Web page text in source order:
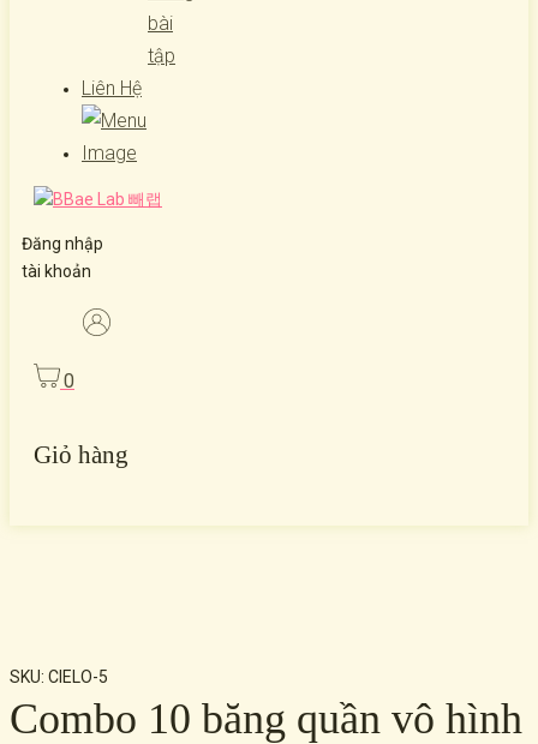
bài
tập
Liên Hệ
Đăng nhập
tài khoản
0
Giỏ hàng
SKU: CIELO-5
Combo 10 băng quần vô hình